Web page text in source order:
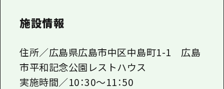
施設情報
住所／広島県広島市中区中島町1-1 広島
市平和記念公園レストハウス
実施時間／10：30～11：50